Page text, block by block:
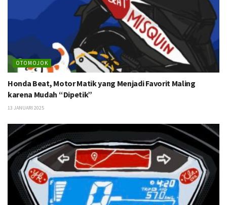
OTOMOJOK
Honda Beat, Motor Matik yang Menjadi Favorit Maling
karena Mudah “Dipetik”
13 JANUARI 2025